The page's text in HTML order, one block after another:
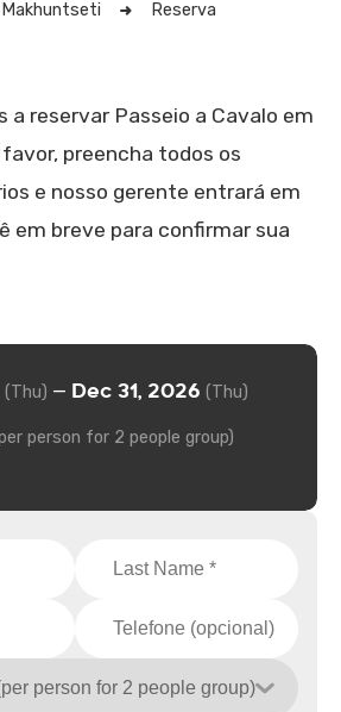
Makhuntseti
Reserva
a reservar Passeio a Cavalo em
preencha todos os
e nosso gerente entrará em
em breve para confirmar sua
(Thu) — Dec 31, 2026 (Thu)
person for 2 people group)